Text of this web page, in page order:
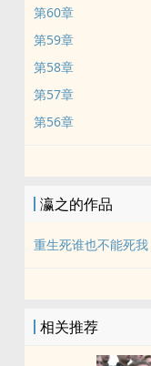
第60章
第59章
第58章
第57章
第56章
瀛之的作品
重生死谁也不能死我
相关推荐